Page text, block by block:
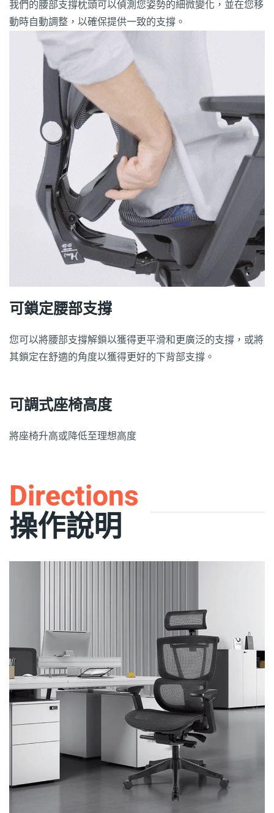
我們的腰部支撐枕頭可以偵測您姿勢的細微變化，並在您移
動時自動調整，以確保提供一致的支撐。
可鎖定腰部支撐
您可以將腰部支撐解鎖以獲得更平滑和更廣泛的支撐，或將
其鎖定在舒適的角度以獲得更好的下背部支撐。
可調式座椅高度
將座椅升高或降低至理想高度
Directions
操作說明